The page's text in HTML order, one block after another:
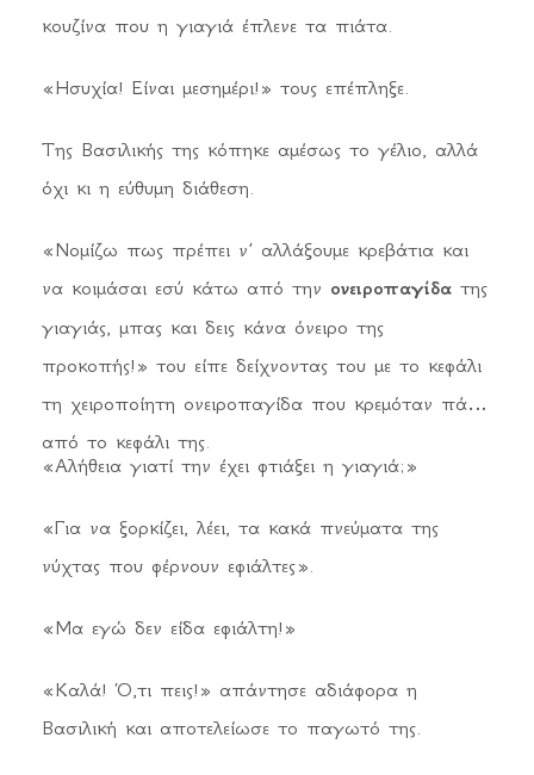
κουζίνα που η γιαγιά έπλενε τα πιάτα.
«Ησυχία! Είναι μεσημέρι!» τους επέπληξε.
Της Βασιλικής της κόπηκε αμέσως το γέλιο, αλλά
όχι κι η εύθυμη διάθεση.
«Νομίζω πως πρέπει ν’ αλλάξουμε κρεβάτια και
να κοιμάσαι εσύ κάτω από την ονειροπαγίδα της
γιαγιάς, μπας και δεις κάνα όνειρο της
προκοπής!» του είπε δείχνοντας του με το κεφάλι
τη χειροποίητη ονειροπαγίδα που κρεμόταν πάνω
από το κεφάλι της.
«Αλήθεια γιατί την έχει φτιάξει η γιαγιά;»
«Για να ξορκίζει, λέει, τα κακά πνεύματα της
νύχτας που φέρνουν εφιάλτες».
«Μα εγώ δεν είδα εφιάλτη!»
«Καλά! Ό,τι πεις!» απάντησε αδιάφορα η
Βασιλική και αποτελείωσε το παγωτό της.